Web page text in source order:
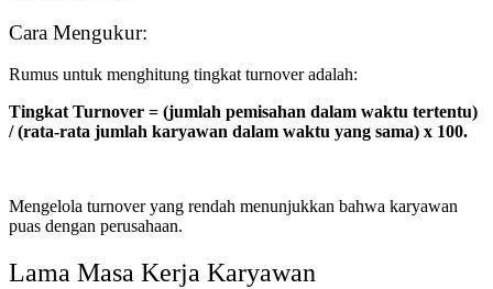
Cara Mengukur:
Rumus untuk menghitung tingkat turnover adalah:
Tingkat Turnover = (jumlah pemisahan dalam waktu tertentu)
/ (rata-rata jumlah karyawan dalam waktu yang sama) x 100.
Mengelola turnover yang rendah menunjukkan bahwa karyawan
puas dengan perusahaan.
Lama Masa Kerja Karyawan